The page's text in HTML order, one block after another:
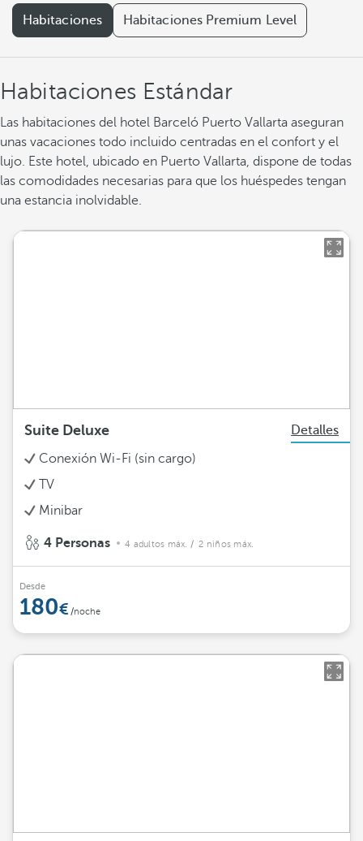
Habitaciones Habitaciones Premium Level
Habitaciones Estándar
Las habitaciones del hotel Barceló Puerto Vallarta aseguran
unas vacaciones todo incluido centradas en el confort y el
lujo. Este hotel, ubicado en Puerto Vallarta, dispone de todas
las comodidades necesarias para que los huéspedes tengan
una estancia inolvidable.
Suite Deluxe
Detalles
Conexión Wi-Fi (sin cargo)
TV
Minibar
4 Personas 4 adultos máx. / 2 niños máx.
Desde
180 /noche